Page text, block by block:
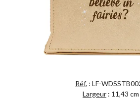
Réf. : LF-
Largeur : 11,43 cm